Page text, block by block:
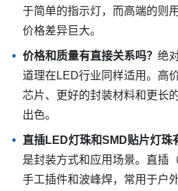
于简单的指示灯，而高端的则
价格差异巨大。
价格和质量有直接关系吗？ 绝
道理在LED行业同样适用。高
芯片、更好的封装材料和更长
出色。
直插LED灯珠和SMD贴片灯珠
是封装方式和应用场景。直插
手工插件和波峰焊，常用于户